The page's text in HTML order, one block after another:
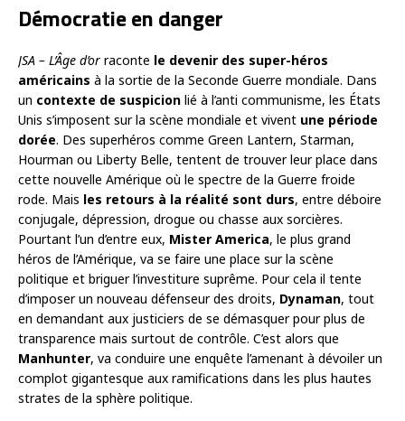
Démocratie en danger
JSA – L’Âge d’or raconte le devenir des super-héros
américains à la sortie de la Seconde Guerre mondiale. Dans
un contexte de suspicion lié à l’anti communisme, les États
Unis s’imposent sur la scène mondiale et vivent une période
dorée. Des superhéros comme Green Lantern, Starman,
Hourman ou Liberty Belle, tentent de trouver leur place dans
cette nouvelle Amérique où le spectre de la Guerre froide
rode. Mais les retours à la réalité sont durs, entre déboire
conjugale, dépression, drogue ou chasse aux sorcières.
Pourtant l’un d’entre eux, Mister America, le plus grand
héros de l’Amérique, va se faire une place sur la scène
politique et briguer l’investiture suprême. Pour cela il tente
d’imposer un nouveau défenseur des droits, Dynaman, tout
en demandant aux justiciers de se démasquer pour plus de
transparence mais surtout de contrôle. C’est alors que
Manhunter, va conduire une enquête l’amenant à dévoiler un
complot gigantesque aux ramifications dans les plus hautes
strates de la sphère politique.